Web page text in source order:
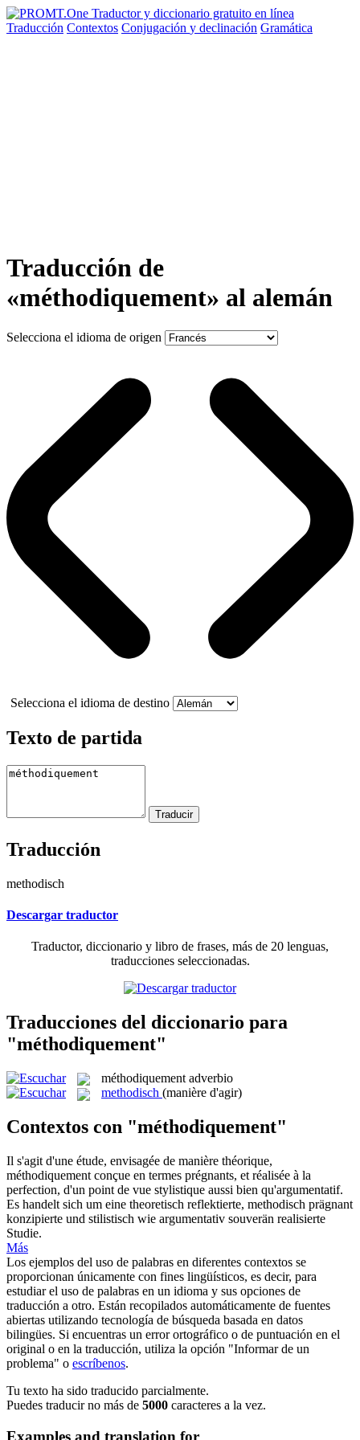
Traducción Contextos Conjugación y declinación Gramática
Traducción de
«méthodiquement» al alemán
Selecciona el idioma de origen
Selecciona el idioma de destino
Texto de partida
Traducción
methodisch
Descargar traductor
Traductor, diccionario y libro de frases, más de 20 lenguas,
traducciones seleccionadas.
Traducciones del diccionario para
"méthodiquement"
méthodiquement adverbio
methodisch (manière d'agir)
Contextos con "méthodiquement"
Il s'agit d'une étude, envisagée de manière théorique,
méthodiquement conçue en termes prégnants, et réalisée à la
perfection, d'un point de vue stylistique aussi bien qu'argumentatif.
Es handelt sich um eine theoretisch reflektierte, methodisch prägnant
konzipierte und stilistisch wie argumentativ souverän realisierte
Studie.
Más
Los ejemplos del uso de palabras en diferentes contextos se
proporcionan únicamente con fines lingüísticos, es decir, para
estudiar el uso de palabras en un idioma y sus opciones de
traducción a otro. Están recopilados automáticamente de fuentes
abiertas utilizando tecnología de búsqueda basada en datos
bilingües. Si encuentras un error ortográfico o de puntuación en el
original o en la traducción, utiliza la opción "Informar de un
problema" o escríbenos.
Tu texto ha sido traducido parcialmente.
Puedes traducir no más de 5000 caracteres a la vez.
Examples and translation for